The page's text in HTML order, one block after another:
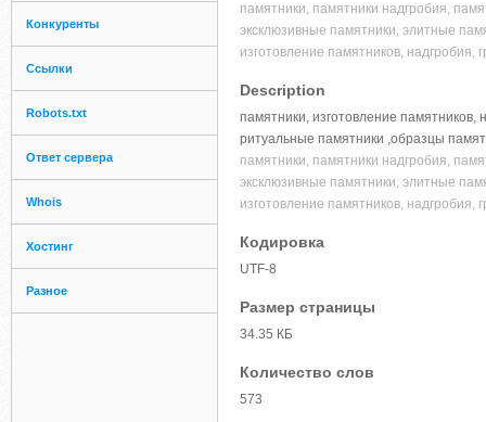
Конкуренты
Ссылки
Robots.txt
Ответ сервера
Whois
Хостинг
Разное
памятники, памятники надгробия,
эксклюзивные памятники, элитные
изготовление памятников, надгробия,
Description
памятники, изготовление
ритуальные памятники ,образцы памят
памятники, памятники надгробия,
эксклюзивные памятники, элитные
изготовление памятников, надгробия,
Кодировка
UTF-8
Размер страницы
34.35 КБ
Количество слов
573